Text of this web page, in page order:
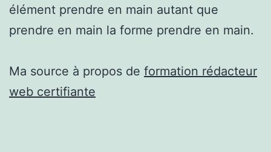
élément prendre en main autant que
prendre en main la forme prendre en main.
Ma source à propos de formation rédacteur
web certifiante